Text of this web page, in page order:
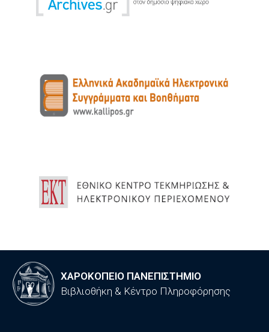
ΧΑΡΟΚΟΠΕΙΟ ΠΑΝΕΠΙΣΤΗΜΙΟ
Βιβλιοθήκη & Κέντρο Πληροφόρησης